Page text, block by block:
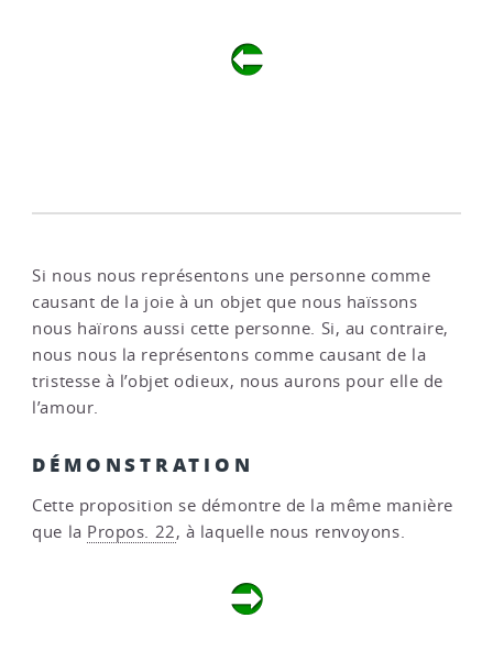
Si nous nous représentons une personne comme
causant de la joie à un objet que nous haïssons
nous haïrons aussi cette personne. Si, au contraire,
nous nous la représentons comme causant de la
tristesse à l’objet odieux, nous aurons pour elle de
l’amour.
DÉMONSTRATION
Cette proposition se démontre de la même manière
que la Propos. 22, à laquelle nous renvoyons.